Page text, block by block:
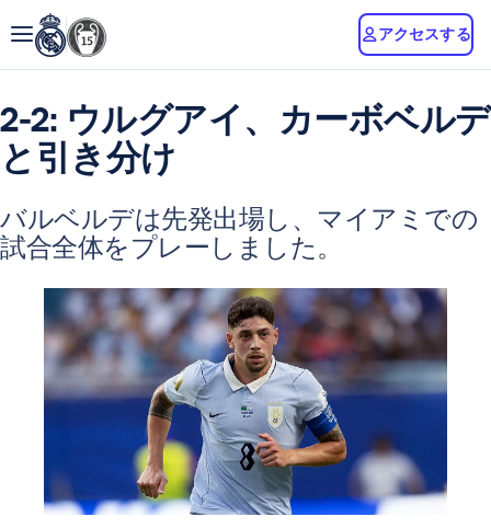
アクセスする
2-2: ウルグアイ、カーボベルデ
と引き分け
バルベルデは先発出場し、マイアミでの
試合全体をプレーしました。